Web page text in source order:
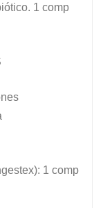
1 comp
1 comp